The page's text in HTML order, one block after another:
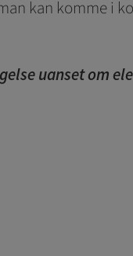
kan komme i
uanset om